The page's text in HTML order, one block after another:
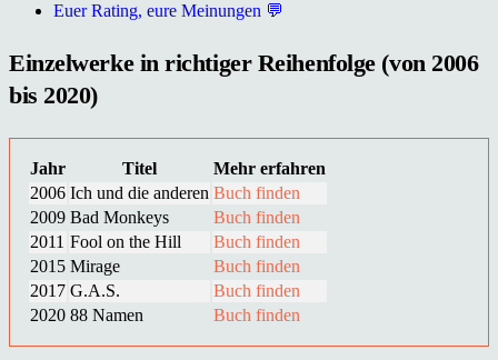
Euer Rating, eure Meinungen 💬
Einzelwerke in richtiger Reihenfolge (von 2006
bis 2020)
Jahr Titel
Mehr erfahren
2006 Ich und die anderen Buch finden
2009 Bad Monkeys
Buch finden
2011 Fool on the Hill
Buch finden
2015 Mirage
Buch finden
2017 G.A.S.
Buch finden
2020 88 Namen Buch finden